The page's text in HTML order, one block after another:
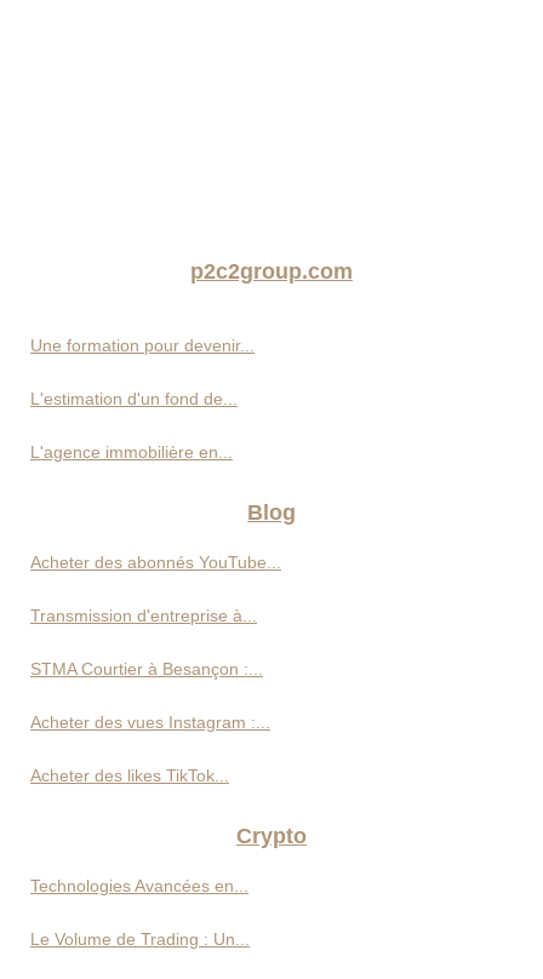
p2c2group.com
Une formation pour devenir...
L'estimation d'un fond de...
L'agence immobilière en...
Blog
Acheter des abonnés YouTube...
Transmission d'entreprise à...
STMA Courtier à Besançon :...
Acheter des vues Instagram :...
Acheter des likes TikTok...
Crypto
Technologies Avancées en...
Le Volume de Trading : Un...